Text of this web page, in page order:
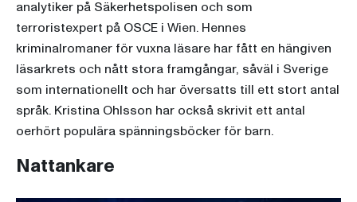
analytiker på Säkerhetspolisen och som
terroristexpert på OSCE i Wien. Hennes
kriminalromaner för vuxna läsare har fått en hängiven
läsarkrets och nått stora framgångar, såväl i Sverige
som internationellt och har översatts till ett stort antal
språk. Kristina Ohlsson har också skrivit ett antal
oerhört populära spänningsböcker för barn.
Nattankare